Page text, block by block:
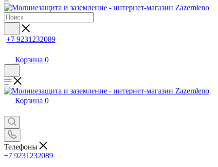
+7 9231232089
Корзина 0
Корзина 0
Телефоны
+7 9231232089